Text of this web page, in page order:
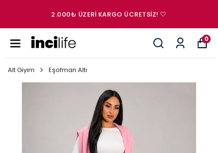
2.000₺ ÜZERI KARGO ÜCRETSIZ! 🤍
0
Alt Giyim Eşofman Altı